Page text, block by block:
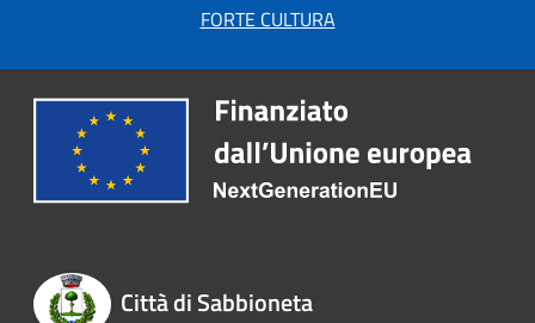
FORTE CULTURA
Città di Sabbioneta